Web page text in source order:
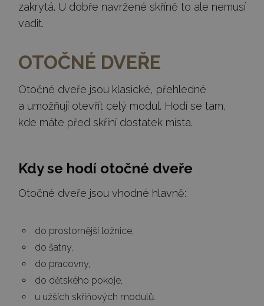
zakrytá. U dobře navržené skříně to ale nemusí
vadit.
OTOČNÉ DVEŘE
Otočné dveře jsou klasické, přehledné
a umožňují otevřít celý modul. Hodí se tam,
kde máte před skříní dostatek místa.
Kdy se hodí otočné dveře
Otočné dveře jsou vhodné hlavně:
do prostornější ložnice,
do šatny,
do pracovny,
do dětského pokoje,
u užších skříňových modulů.